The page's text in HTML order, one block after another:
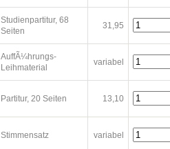
Studienpartitur, 68
Seiten
31,95
AuffÃ¼hrungs-
Leihmaterial
variabel
Partitur, 20 Seiten 13,10
Stimmensatz variabel